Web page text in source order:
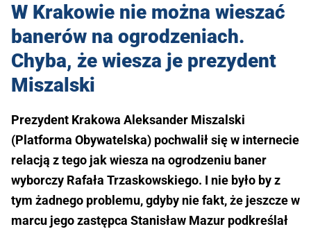
W Krakowie nie można wieszać
banerów na ogrodzeniach.
Chyba, że wiesza je prezydent
Miszalski
Prezydent Krakowa Aleksander Miszalski
(Platforma Obywatelska) pochwalił się w internecie
relacją z tego jak wiesza na ogrodzeniu baner
wyborczy Rafała Trzaskowskiego. I nie było by z
tym żadnego problemu, gdyby nie fakt, że jeszcze w
marcu jego zastępca Stanisław Mazur podkreślał